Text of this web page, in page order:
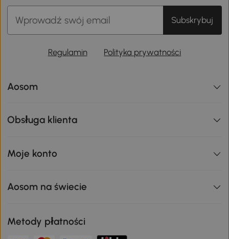
Subskrybuj
Regulamin Polityka prywatności
Aosom
Obsługa klienta
Moje konto
Aosom na świecie
Metody płatności